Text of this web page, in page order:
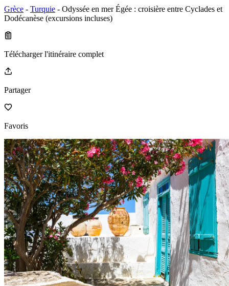
Grèce - Turquie - Odyssée en mer Égée : croisière entre Cyclades et
Dodécanèse (excursions incluses)
Télécharger l'itinéraire complet
Partager
Favoris